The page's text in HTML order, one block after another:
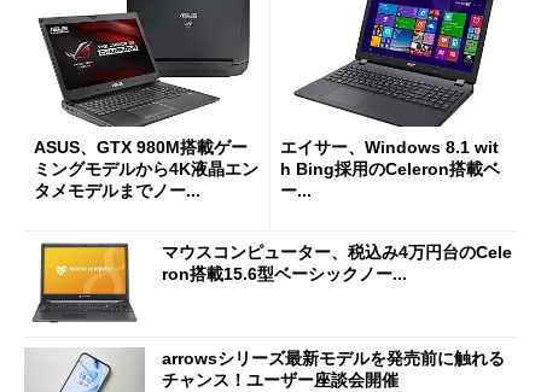
ASUS、GTX 980M搭載ゲー
ミングモデルから4K液晶エン
タメモデルまでノー...
エイサー、Windows 8.1 wit
h Bing採用のCeleron搭載ベ
ー...
マウスコンピューター、税込み4万円台のCele
ron搭載15.6型ベーシックノー...
arrowsシリーズ最新モデルを発売前に触れる
チャンス！ユーザー座談会開催